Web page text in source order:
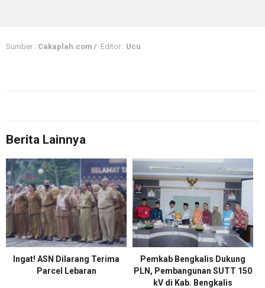
Sumber : Cakaplah.com / Editor : Ucu
Berita Lainnya
Ingat! ASN Dilarang Terima
Parcel Lebaran
Pemkab Bengkalis Dukung
PLN, Pembangunan SUTT 150
kV di Kab. Bengkalis